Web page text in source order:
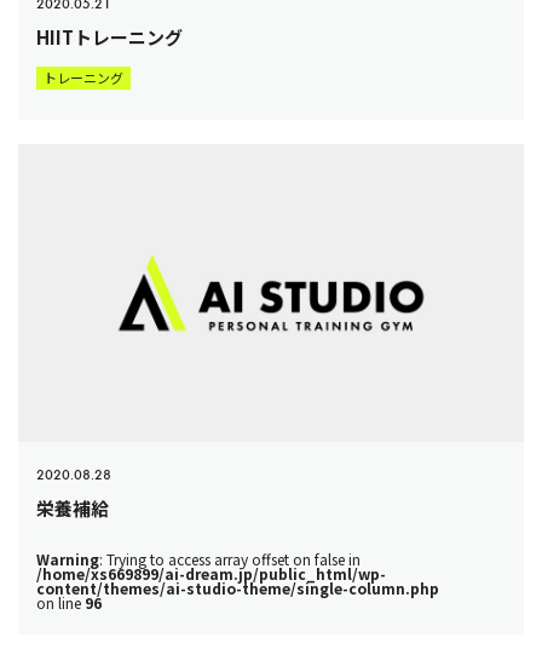
HIITトレーニング
トレーニング
2020.08.28
栄養補給
Warning: Trying to access array offset on false in
/home/xs669899/ai-dream.jp/public_html/wp-
content/themes/ai-studio-theme/single-column.php
on line 96